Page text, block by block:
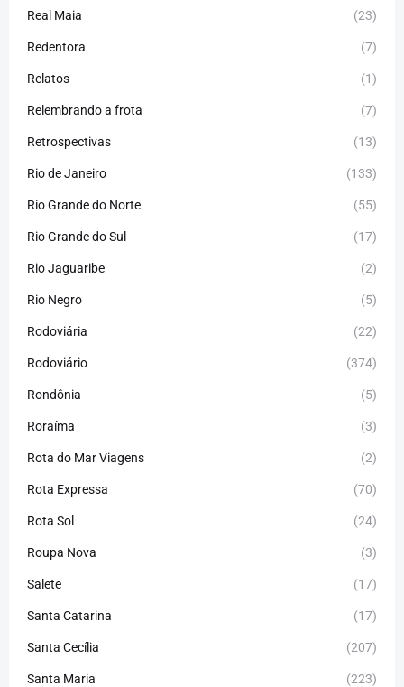
Real Maia (23)
Redentora (7)
Relatos (1)
Relembrando a frota (7)
Retrospectivas (13)
Rio de Janeiro (133)
Rio Grande do Norte (55)
Rio Grande do Sul (17)
Rio Jaguaribe (2)
Rio Negro (5)
Rodoviária (22)
Rodoviário (374)
Rondônia (5)
Roraíma (3)
Rota do Mar Viagens (2)
Rota Expressa (70)
Rota Sol (24)
Roupa Nova (3)
Salete (17)
Santa Catarina (17)
Santa Cecília (207)
Santa Maria (223)